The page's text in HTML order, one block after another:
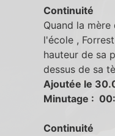
Continuité
Quand la
l'école ,
hauteur de sa
dessus de sa
Ajoutée le
Minutage :
Continuité